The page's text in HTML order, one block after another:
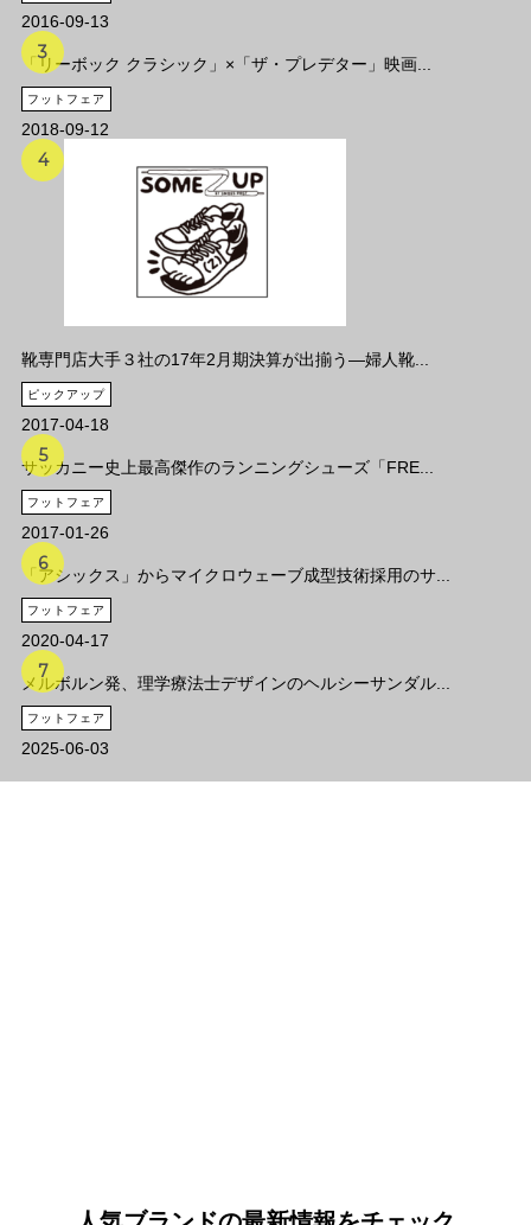
2016-09-13
「リーボック クラシック」×「ザ・プレデター」映画...
フットフェア
2018-09-12
靴専門店大手３社の17年2月期決算が出揃う―婦人靴...
ピックアップ
2017-04-18
サッカニー史上最高傑作のランニングシューズ「FRE...
フットフェア
2017-01-26
「アシックス」からマイクロウェーブ成型技術採用のサ...
フットフェア
2020-04-17
メルボルン発、理学療法士デザインのヘルシーサンダル...
フットフェア
2025-06-03